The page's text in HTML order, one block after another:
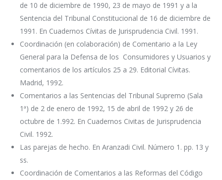
de 10 de diciembre de 1990, 23 de mayo de 1991 y a la
Sentencia del Tribunal Constitucional de 16 de diciembre de
1991. En Cuadernos Cívitas de Jurisprudencia Civil. 1991.
Coordinación (en colaboración) de Comentario a la Ley
General para la Defensa de los Consumidores y Usuarios y
comentarios de los artículos 25 a 29. Editorial Cívitas.
Madrid, 1992.
Comentarios a las Sentencias del Tribunal Supremo (Sala
1ª) de 2 de enero de 1992, 15 de abril de 1992 y 26 de
octubre de 1.992. En Cuadernos Civitas de Jurisprudencia
Civil. 1992.
Las parejas de hecho. En Aranzadi Civil. Número 1. pp. 13 y
ss.
Coordinación de Comentarios a las Reformas del Código